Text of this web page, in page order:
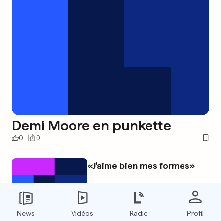
Demi Moore en punkette
0 0
«J'aime bien mes formes»
News Vidéos Radio Profil